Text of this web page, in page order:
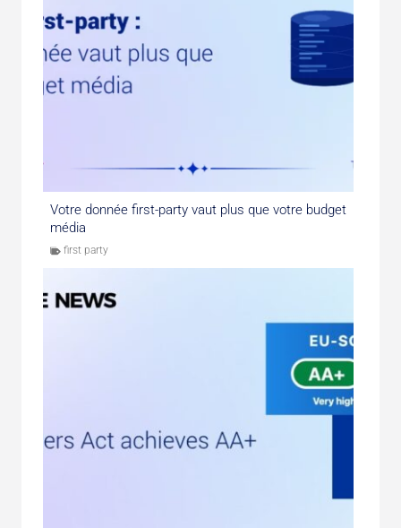
Votre donnée first-party vaut plus que votre budget
média
first party